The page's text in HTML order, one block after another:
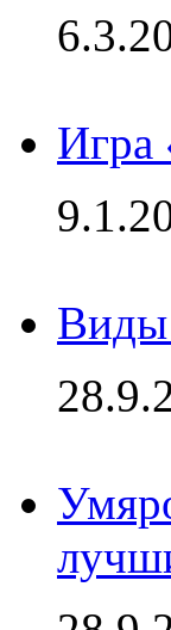
Игра
Виды